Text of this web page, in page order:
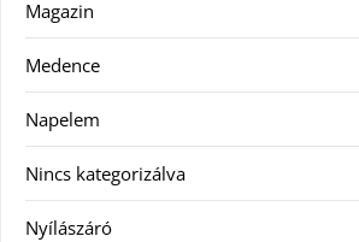
Magazin
Medence
Napelem
Nincs kategorizálva
Nyílászáró